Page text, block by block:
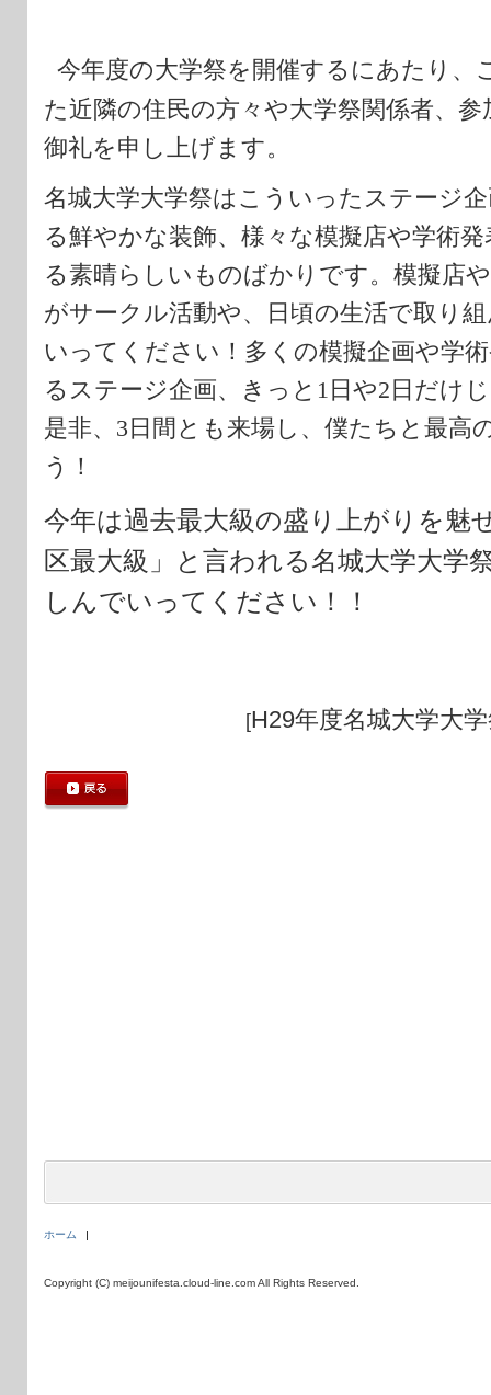
今年度の大学祭を開催するにあたり、
た近隣の住民の方々や大学祭関係者、
御礼を申し上げます。
名城大学大学祭はこういったステージ
る鮮やかな装飾、様々な模擬店や学術
る素晴らしいものばかりです。模擬店
がサークル活動や、日頃の生活で取り
いってください！ 多くの模擬企画や学
るステージ企画、きっと 1 日や2 日だけ
是非、 3 日間とも来場し、僕たちと最高
う！
今年は過去最大級の盛り上がりを魅
区最大級」と言われる名城大学大学
しんでいってください！！
[H29年度名城大学大
ホーム
Copyright (C) meijounifesta.cloud-line.com All Rights Reserved.